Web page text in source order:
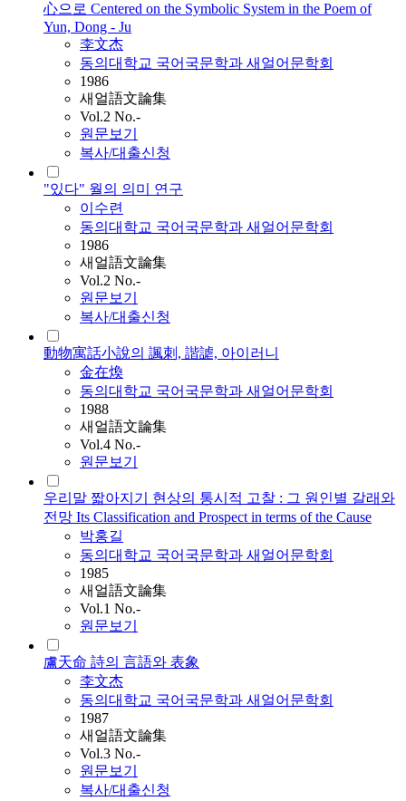
心으로 Centered on the Symbolic System in the Poem of
Yun, Dong - Ju
李文杰
동의대학교 국어국문학과 새얼어문학회
1986
새얼語文論集
Vol.2 No.-
원문보기
복사/대출신청
"있다" 월의 의미 연구
이수련
동의대학교 국어국문학과 새얼어문학회
1986
새얼語文論集
Vol.2 No.-
원문보기
복사/대출신청
動物寓話小說의 諷刺, 諧謔, 아이러니
金在煥
동의대학교 국어국문학과 새얼어문학회
1988
새얼語文論集
Vol.4 No.-
원문보기
우리말 짧아지기 현상의 통시적 고찰 : 그 원인별 갈래와
전망 Its Classification and Prospect in terms of the Cause
박홍길
동의대학교 국어국문학과 새얼어문학회
1985
새얼語文論集
Vol.1 No.-
원문보기
盧天命 詩의 言語와 表象
李文杰
동의대학교 국어국문학과 새얼어문학회
1987
새얼語文論集
Vol.3 No.-
원문보기
복사/대출신청